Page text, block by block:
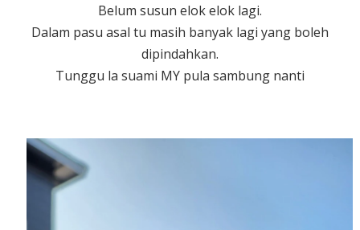
Belum susun elok elok lagi.
Dalam pasu asal tu masih banyak lagi yang boleh
dipindahkan.
Tunggu la suami MY pula sambung nanti